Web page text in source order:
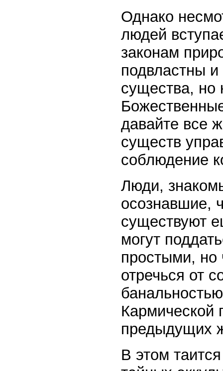
Однако
людей
законам
подвластны
существа, но
давайте все
существ
соблюдение
Люди,
осознавшие,
существуют
могут
простыми, но
отречься от
Кармической
предыдущих
В этом